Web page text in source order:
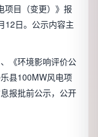
项目（变更）》报
12日。公示内容主
《环境影响评价公
县100MW风电项
报批前公示，公开